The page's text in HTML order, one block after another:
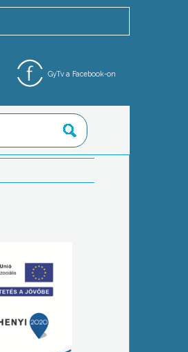
GyTv a Facebook-on